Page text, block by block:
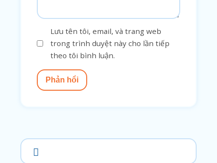
Lưu tên tôi, email, và trang web
trong trình duyệt này cho lần tiếp
theo tôi bình luận.
Phản hồi